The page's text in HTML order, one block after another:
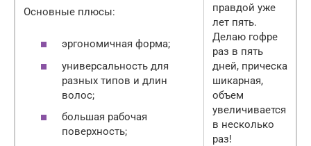
Основные плюсы:
эргономичная форма;
универсальность для
разных типов и длин
волос;
большая рабочая
поверхность;
правдой уже
лет пять.
Делаю гофре
раз в пять
дней, прическа
шикарная,
объем
увеличивается
в несколько
раз!